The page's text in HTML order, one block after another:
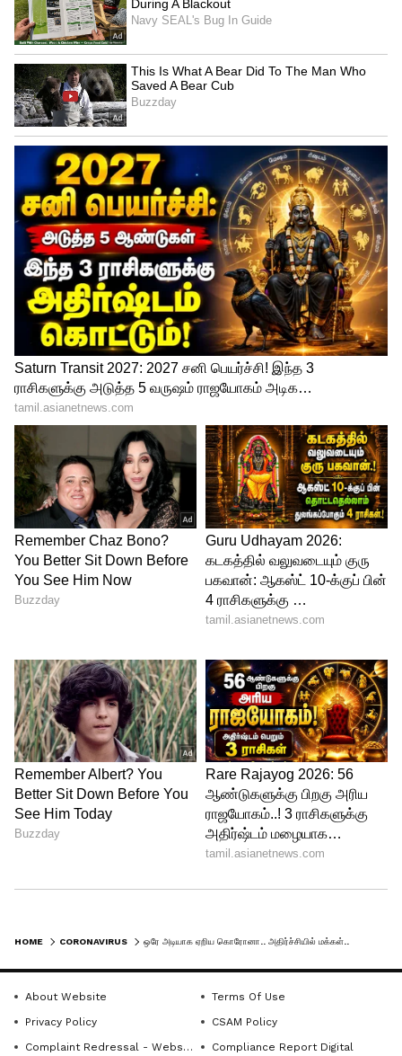
HOME CORONAVIRUS
About Website
Terms Of Use
Privacy Policy
CSAM Policy
Complaint Redressal - Website
Compliance Report Digital